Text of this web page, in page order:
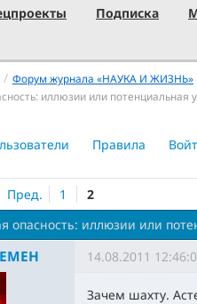
Подписка
/ Форум журнала «НАУКА И ЖИЗНЬ»
иллюзии или потенциальная
Правила
Пред. 1
2
опасность: иллюзии или
14.08.2011
Зачем шахту.